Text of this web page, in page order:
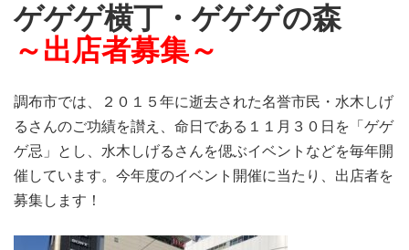
ゲゲゲ横丁・ゲゲゲの森
～出店者募集～
調布市では、２０１５年に逝去された名誉市民・水木しげ
るさんのご功績を讃え、命日である １１月３０日を「ゲゲ
ゲ忌」とし、 水木しげるさんを偲ぶイベントなどを毎年開
催しています。今年度のイベント開催に当たり、出店者を
募集します！